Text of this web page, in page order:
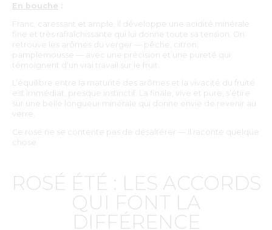
En bouche :
Franc, caressant et ample, il développe une acidité minérale
fine et très rafraîchissante qui lui donne toute sa tension. On
retrouve les arômes du verger — pêche, citron,
pamplemousse — avec une précision et une pureté qui
témoignent d’un vrai travail sur le fruit.
L’équilibre entre la maturité des arômes et la vivacité du fruité
est immédiat, presque instinctif. La finale, vive et pure, s’étire
sur une belle longueur minérale qui donne envie de revenir au
verre.
Ce rosé ne se contente pas de désaltérer — il raconte quelque
chose.
ROSÉ ÉTÉ : LES ACCORDS
QUI FONT LA
DIFFÉRENCE